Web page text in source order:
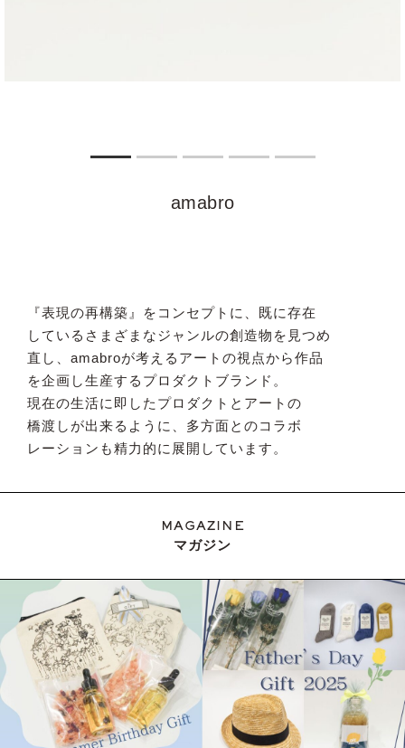
amabro
『表現の再構築』をコンセプトに、既に存在
しているさまざまなジャンルの創造物を見つめ
直し、amabroが考えるアートの視点から作品
を企画し生産するプロダクトブランド。
現在の生活に即したプロダクトとアートの
橋渡しが出来るように、多方面とのコラボ
レーションも精力的に展開しています。
MAGAZINE
マガジン